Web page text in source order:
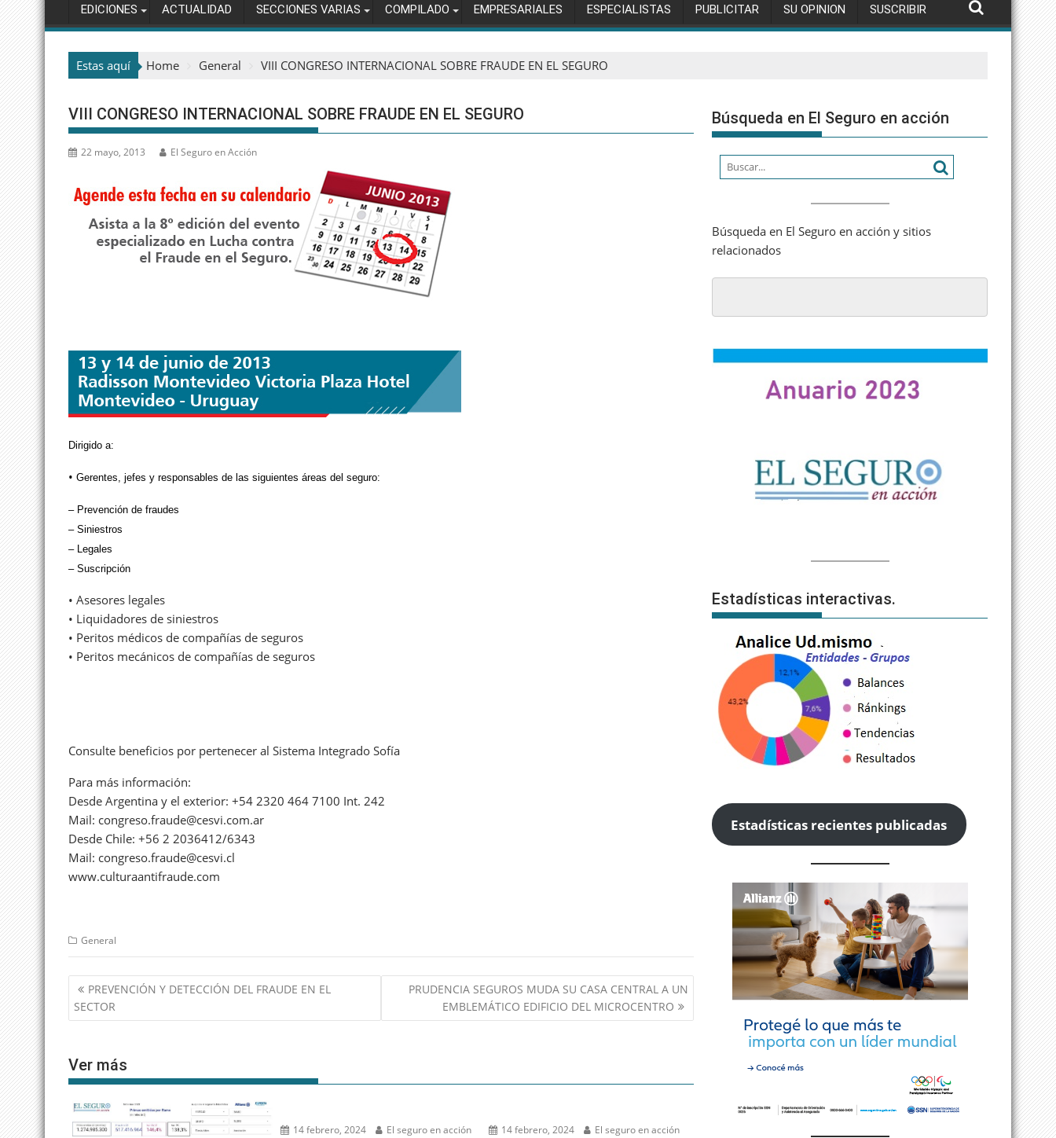
EDICIONES ACTUALIDAD SECCIONES VARIAS COMPILADO EMPRESARIALES ESPECIALISTAS PUBLICITAR SU OPINION SUSCRIBIR
Estas aquí Home General VIII CONGRESO INTERNACIONAL SOBRE FRAUDE EN EL SEGURO
VIII CONGRESO INTERNACIONAL SOBRE FRAUDE EN EL SEGURO
22 mayo, 2013 El Seguro en Acción
Dirigido a:
• Gerentes, jefes y responsables de las siguientes áreas del seguro:
– Prevención de fraudes
– Siniestros
– Legales
– Suscripción
• Asesores legales
• Liquidadores de siniestros
• Peritos médicos de compañías de seguros
• Peritos mecánicos de compañías de seguros
Consulte beneficios por pertenecer al Sistema Integrado Sofía
Para más información:
Desde Argentina y el exterior: +54 2320 464 7100 Int. 242
Mail: congreso.fraude@cesvi.com.ar
Desde Chile: +56 2 2036412/6343
Mail: congreso.fraude@cesvi.cl
www.culturaantifraude.com
General
Navegación
de
entradas
PREVENCIÓN Y DETECCIÓN DEL FRAUDE EN EL
SECTOR
PRUDENCIA SEGUROS MUDA SU CASA CENTRAL A UN
EMBLEMÁTICO EDIFICIO DEL MICROCENTRO
Ver más
14 febrero, 2024 El seguro en acción 14 febrero, 2024 El seguro en acción
Búsqueda en El Seguro en acción
Búsqueda en El Seguro en acción y sitios
relacionados
Estadísticas interactivas.
Estadísticas recientes publicadas